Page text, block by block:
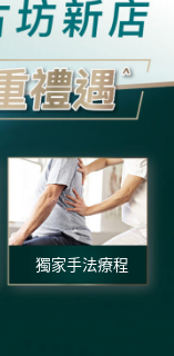
獨家手法療程